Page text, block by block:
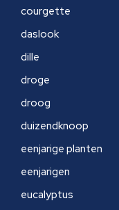
courgette
daslook
dille
droge
droog
duizendknoop
eenjarige planten
eenjarigen
eucalyptus